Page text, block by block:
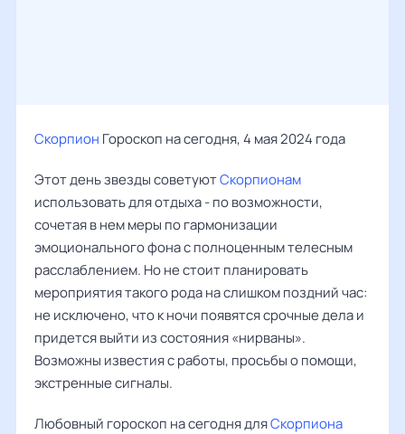
Скорпион Гороскоп на сегодня, 4 мая 2024 года
Этот день звезды советуютСкорпионам
использовать для отдыха - по возможности,
сочетая в нем меры по гармонизации
эмоционального фона с полноценным телесным
расслаблением. Но не стоит планировать
мероприятия такого рода на слишком поздний час:
не исключено, что к ночи появятся срочные дела и
придется выйти из состояния «нирваны».
Возможны известия с работы, просьбы о помощи,
экстренные сигналы.
Любовный гороскоп на сегодня дляСкорпиона